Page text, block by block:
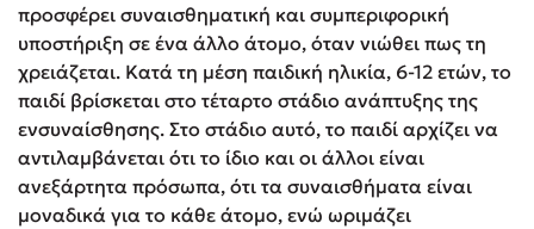
προσφέρει συναισθηματική και συμπεριφορική
υποστήριξη σε ένα άλλο άτομο, όταν νιώθει πως τη
χρειάζεται. Κατά τη μέση παιδική ηλικία, 6-12 ετών, το
παιδί βρίσκεται στο τέταρτο στάδιο ανάπτυξης της
ενσυναίσθησης. Στο στάδιο αυτό, το παιδί αρχίζει να
αντιλαμβάνεται ότι το ίδιο και οι άλλοι είναι
ανεξάρτητα πρόσωπα, ότι τα συναισθήματα είναι
μοναδικά για το κάθε άτομο, ενώ ωριμάζει